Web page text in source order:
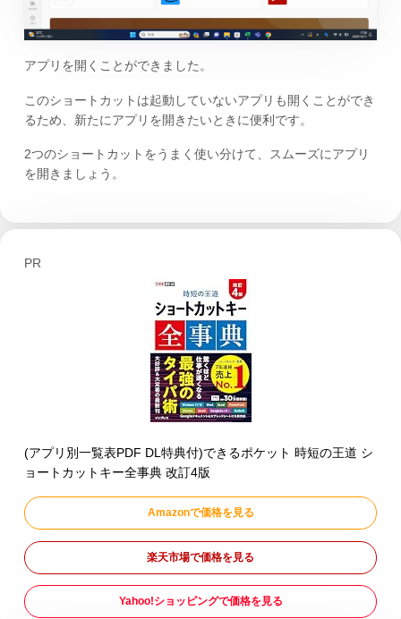
アプリを開くことができました。
このショートカットは起動していないアプリも開くことができ
るため、新たにアプリを開きたいときに便利です。
2つのショートカットをうまく使い分けて、スムーズにアプリ
を開きましょう。
PR
(アプリ別一覧表PDF DL特典付)できるポケット 時短の王道 シ
ョートカットキー全事典 改訂4版
Amazonで価格を見る
楽天市場で価格を見る
Yahoo!ショッピングで価格を見る